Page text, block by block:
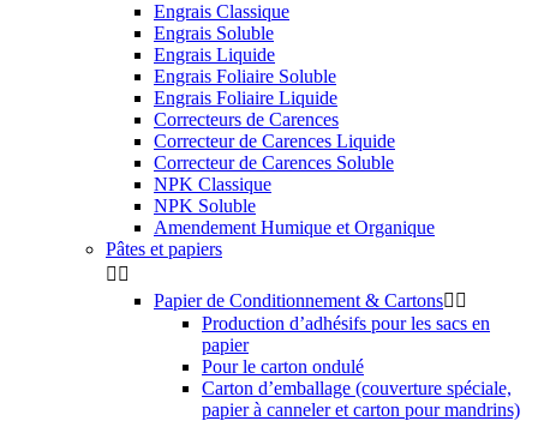
Engrais Classique
Engrais Soluble
Engrais Liquide
Engrais Foliaire Soluble
Engrais Foliaire Liquide
Correcteurs de Carences
Correcteur de Carences Liquide
Correcteur de Carences Soluble
NPK Classique
NPK Soluble
Amendement Humique et Organique
Pâtes et papiers
 
Papier de Conditionnement & Cartons 
Production d’adhésifs pour les sacs en
papier
Pour le carton ondulé
Carton d’emballage (couverture spéciale,
papier à canneler et carton pour mandrins)